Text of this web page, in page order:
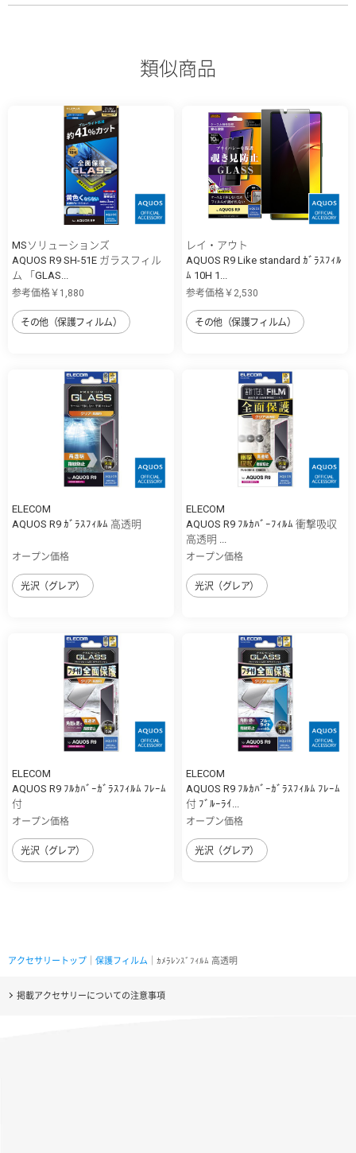
類似商品
MSソリューションズ
AQUOS R9 SH-51E ガラスフィル
ム 「GLAS...
参考価格￥1,880
その他（保護フィルム）
レイ・アウト
AQUOS R9 Like standard ｶﾞﾗｽﾌｨﾙ
ﾑ 10H 1...
参考価格￥2,530
その他（保護フィルム）
ELECOM
AQUOS R9 ｶﾞﾗｽﾌｨﾙﾑ 高透明
オープン価格
光沢（グレア）
ELECOM
AQUOS R9 ﾌﾙｶﾊﾞｰﾌｨﾙﾑ 衝撃吸収
高透明 ...
オープン価格
光沢（グレア）
ELECOM
AQUOS R9 ﾌﾙｶﾊﾞｰｶﾞﾗｽﾌｨﾙﾑ ﾌﾚｰﾑ
付
オープン価格
光沢（グレア）
ELECOM
AQUOS R9 ﾌﾙｶﾊﾞｰｶﾞﾗｽﾌｨﾙﾑ ﾌﾚｰﾑ
付 ﾌﾞﾙｰﾗｲ...
オープン価格
光沢（グレア）
アクセサリートップ 保護フィルム ｜ｶﾒﾗﾚﾝｽﾞﾌｨﾙﾑ 高透明
掲載アクセサリーについての注意事項